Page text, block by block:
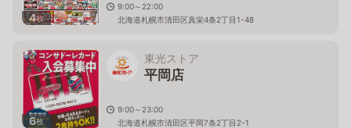
4枚
9:00～22:00
北海道札幌市清田区真栄4条2丁目1-48
6枚
東光ストア
平岡店
9:00～23:00
北海道札幌市清田区平岡7条2丁目2-1